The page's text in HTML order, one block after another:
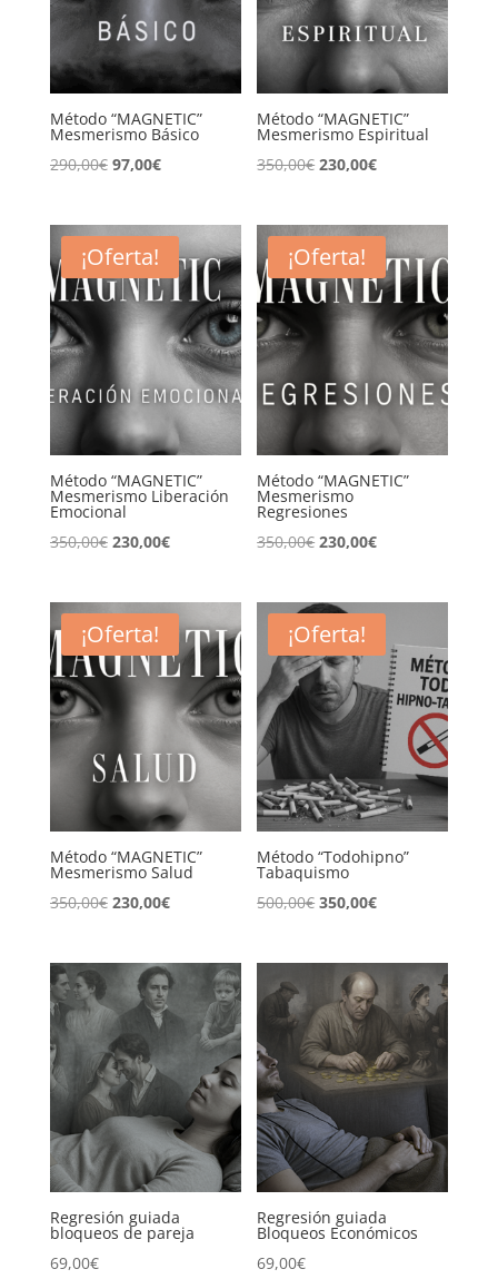
Método “MAGNETIC”
Mesmerismo Básico
290,00€ El
original
era:
290,00€.
97,00€El
actual
es:
97,00€.
Método “MAGNETIC”
Mesmerismo Espiritual
350,00€ El
original
era:
350,00€.
230,00€El
actual
es:
230,00€.
¡Oferta!
Método “MAGNETIC”
Mesmerismo Liberación
Emocional
350,00€ El
original
era:
350,00€.
230,00€El
actual
es:
230,00€.
¡Oferta!
Método “MAGNETIC”
Mesmerismo
Regresiones
350,00€ El
original
era:
350,00€.
230,00€El
actual
230,00€.
¡Oferta!
Método “MAGNETIC”
Mesmerismo Salud
350,00€ El
original
era:
350,00€.
230,00€El
actual
es:
230,00€.
¡Oferta!
Método “Todohipno”
Tabaquismo
500,00€ El
original
era:
500,00€.
350,00€El
actual
es:
350,00€.
Regresión guiada
bloqueos de pareja
69,00€
Regresión guiada
Bloqueos Económicos
69,00€